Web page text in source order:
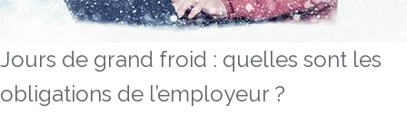
Jours de grand froid : quelles sont les
obligations de l’employeur ?